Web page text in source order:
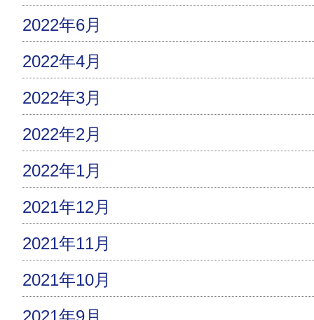
2022年6月
2022年4月
2022年3月
2022年2月
2022年1月
2021年12月
2021年11月
2021年10月
2021年9月